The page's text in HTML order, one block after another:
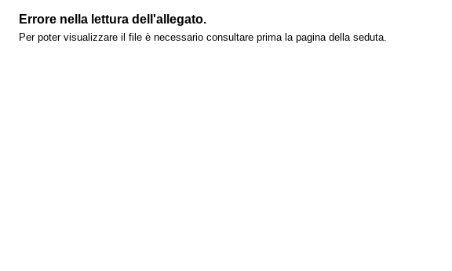
Errore nella lettura dell'allegato.
Per poter visualizzare il file è necessario consultare prima la pagina della seduta.